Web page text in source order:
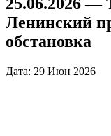
Ленинский
обстановка
Дата: 29 Июн 2026